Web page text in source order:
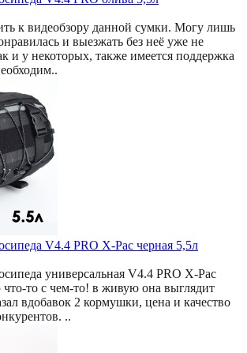
к видеобзору данной сумки. Могу лишь
и выезжать без неё уже не
и у некоторых, также имеется поддержка
V4.4 PRO X-Pac черная 5,5л
универсальная V4.4 PRO X-Pac
то с чем-то! в живую она выглядит
вдобавок 2 кормушки, цена и качество
..